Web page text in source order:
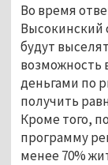
Во время
Высокинский
будут
возможность
деньгами по
получить
Кроме того,
программу
менее 70%